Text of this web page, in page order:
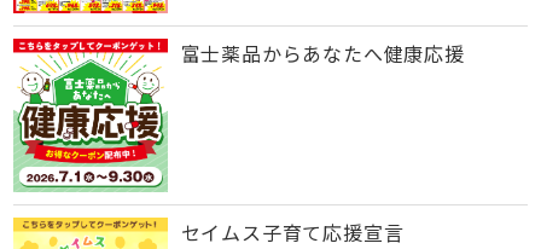
富士薬品からあなたへ健康応援
セイムス子育て応援宣言